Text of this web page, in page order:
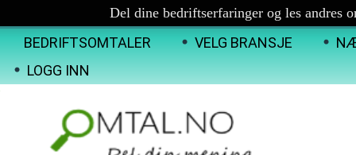
Del dine bedriftserfaringer og les andres
BEDRIFTSOMTALER VELG BRANSJE
LOGG INN